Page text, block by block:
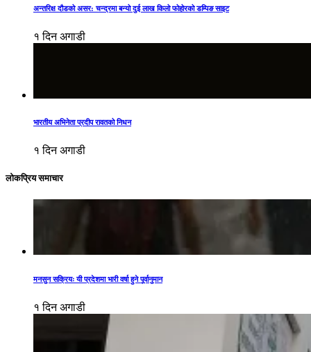
अन्तरिक्ष दौडको असर: चन्द्रमा बन्यो दुई लाख किलो फोहोरको डम्पिङ साइट
१ दिन अगाडी
भारतीय अभिनेता प्रदीप रावतको निधन
१ दिन अगाडी
लोकप्रिय समाचार
मनसुन सक्रियः यी प्रदेशमा भारी वर्षा हुने पूर्वानुमान
१ दिन अगाडी